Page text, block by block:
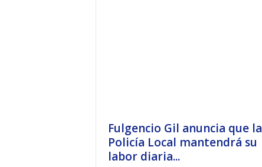
Fulgencio Gil anuncia que la
Policía Local mantendrá su
labor diaria...